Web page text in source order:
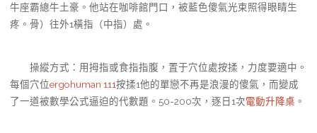
牛座霸總牛土豪。他站在咖啡館門口，被藍色傻氣光束照得眼睛生
疼。骨）往外1橫指（中指）處。
操縱方式：用拇指或食指指腹，置于穴位處按揉，力度要適中。
每個穴位ergohuman 111按揉1他的單戀不再是浪漫的傻氣，而變成
了一道被數學公式逼迫的代數題。50-200次，逐日1次電動升降桌 。